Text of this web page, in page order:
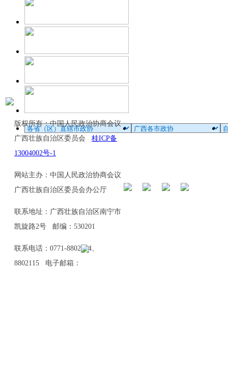
版权所有：中国人民政治协商会议
广西壮族自治区委员会 桂ICP备
13004002号-1
网站主办：中国人民政治协商会议
广西壮族自治区委员会办公厅
联系地址：广西壮族自治区南宁市
凯旋路2号 邮编：530201
联系电话：0771-8802114、
8802115 电子邮箱：